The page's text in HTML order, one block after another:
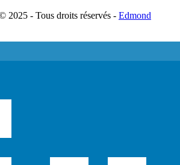
2025 - Tous droits réservés - Edmond